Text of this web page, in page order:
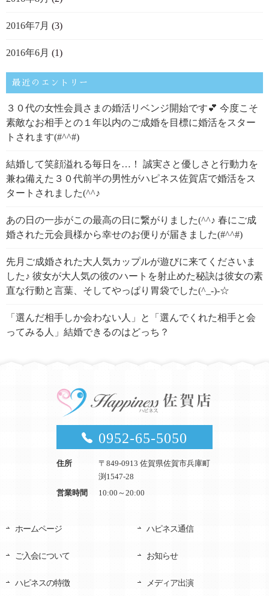
2016年7月 (3)
2016年6月 (1)
最近のエントリー
３０代の女性会員さまの婚活リベンジ開始です💕 今度こそ
素敵なお相手との１年以内のご成婚を目標に婚活をスター
トされます(#^^#)
結婚して笑顔溢れる毎日を…！ 誠実さと優しさと行動力を
兼ね備えた３０代前半の男性がハピネス佐賀店で婚活をス
タートされました(^^♪
あの日の一歩がこの最高の日に繋がりました(^^♪ 春にご成
婚された元会員様から幸せのお便りが届きました(#^^#)
先月ご成婚された大人気カップルが遊びに来てくださいま
した♪ 彼女が大人気の彼のハートを射止めた秘訣は彼女の素
直な行動と言葉、そしてやっぱり胃袋でした(^_-)-☆
「選んだ相手しか会わない人」と「選んでくれた相手と会
ってみる人」結婚できるのはどっち？
0952-65-5050
住所
〒849-0913 佐賀県佐賀市兵庫町
渕1547-28
営業時間
10:00～20:00
ホームページ
ご入会について
ハピネスの特徴
ハピネス通信
お知らせ
メディア出演